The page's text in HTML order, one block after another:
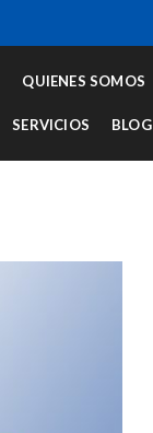
QUIENES SOMOS
SERVICIOS BLOG